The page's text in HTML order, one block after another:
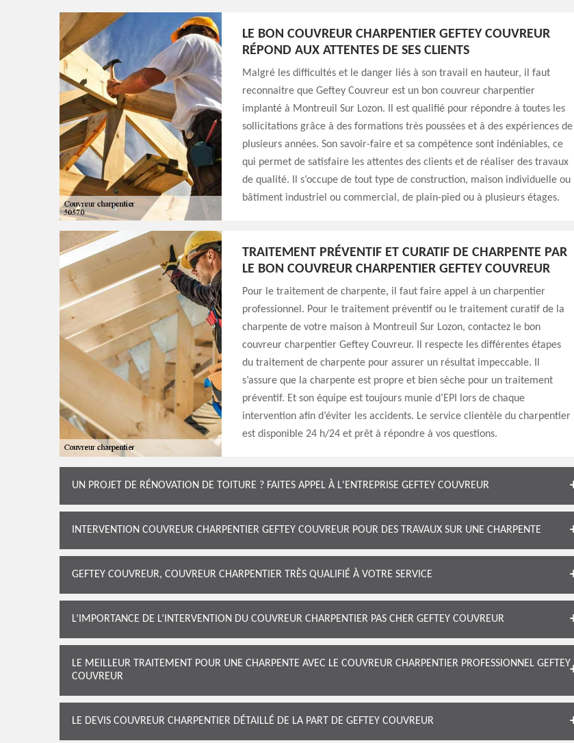
LE BON COUVREUR CHARPENTIER GEFTEY COUVREUR
RÉPOND AUX ATTENTES DE SES CLIENTS
Malgré les difficultés et le danger liés à son travail en hauteur, il faut
reconnaitre que Geftey Couvreur est un bon couvreur charpentier
implanté à Montreuil Sur Lozon. Il est qualifié pour répondre à toutes les
sollicitations grâce à des formations très poussées et à des expériences de
plusieurs années. Son savoir-faire et sa compétence sont indéniables, ce
qui permet de satisfaire les attentes des clients et de réaliser des travaux
de qualité. Il s’occupe de tout type de construction, maison individuelle ou
bâtiment industriel ou commercial, de plain-pied ou à plusieurs étages.
TRAITEMENT PRÉVENTIF ET CURATIF DE CHARPENTE PAR
LE BON COUVREUR CHARPENTIER GEFTEY COUVREUR
Pour le traitement de charpente, il faut faire appel à un charpentier
professionnel. Pour le traitement préventif ou le traitement curatif de la
charpente de votre maison à Montreuil Sur Lozon, contactez le bon
couvreur charpentier Geftey Couvreur. Il respecte les différentes étapes
du traitement de charpente pour assurer un résultat impeccable. Il
s’assure que la charpente est propre et bien sèche pour un traitement
préventif. Et son équipe est toujours munie d’EPI lors de chaque
intervention afin d’éviter les accidents. Le service clientèle du charpentier
est disponible 24 h/24 et prêt à répondre à vos questions.
UN PROJET DE RÉNOVATION DE TOITURE ? FAITES APPEL À L'ENTREPRISE GEFTEY COUVREUR
INTERVENTION COUVREUR CHARPENTIER GEFTEY COUVREUR POUR DES TRAVAUX SUR UNE CHARPENTE
GEFTEY COUVREUR, COUVREUR CHARPENTIER TRÈS QUALIFIÉ À VOTRE SERVICE
L’IMPORTANCE DE L’INTERVENTION DU COUVREUR CHARPENTIER PAS CHER GEFTEY COUVREUR
LE MEILLEUR TRAITEMENT POUR UNE CHARPENTE AVEC LE COUVREUR CHARPENTIER PROFESSIONNEL GEFTEY
COUVREUR
LE DEVIS COUVREUR CHARPENTIER DÉTAILLÉ DE LA PART DE GEFTEY COUVREUR